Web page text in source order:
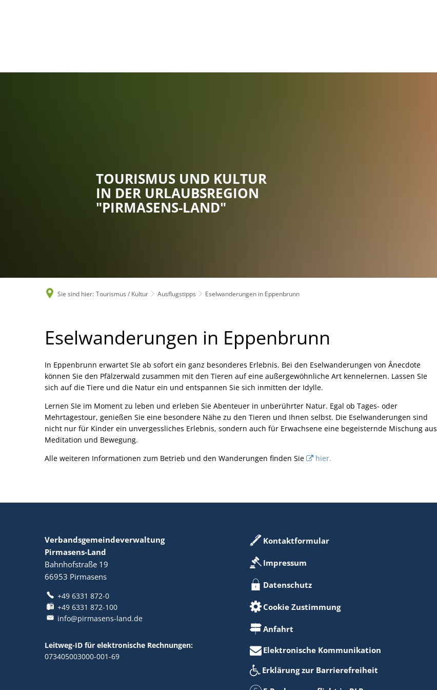
TOURISMUS UND KULTUR
IN DER URLAUBSREGION
"PIRMASENS-LAND"
Sie sind hier: Tourismus / Kultur Ausflugstipps Eselwanderungen in Eppenbrunn
Eselwanderungen
Eppenbrunn
Eselwanderungen in Eppenbrunn
In Eppenbrunn erwartet SIe ab sofort ein ganz besonderes Erlebnis. Bei den Eselwanderungen von Ânecdote
können Sie den Pfälzerwald zusammen mit den Tieren auf eine außergewöhnliche Art kennelernen. Lassen SIe
sich auf die Tiere und die Natur ein und entspannen Sie sich inmitten der Idylle.
Lernen SIe im Moment zu leben und erleben Sie Abenteuer in unberührter Natur. Egal ob Tages- oder
Mehrtagestour, genießen Sie eine besondere Nähe zu den Tieren und Ihnen selbst. Die Eselwanderungen sind
nicht nur für Kinder ein unvergessliches Erlebnis, sondern auch für Erwachsene eine begeisternde Mischung aus
Meditation und Bewegung.
Alle weiteren Informationen zum Betrieb und den Wanderungen finden Sie
hier.
Verbandsgemeindeverwaltung
Pirmasens-Land
Bahnhofstraße 19
66953 Pirmasens
+49 6331 872-0
+49 6331 872-100
info@pirmasens-land.de
Leitweg-ID für elektronische Rechnungen:
073405003000-001-69
Kontaktformular
Impressum
Datenschutz
Cookie Zustimmung
Anfahrt
Elektronische Kommunikation
Erklärung zur Barrierefreiheit